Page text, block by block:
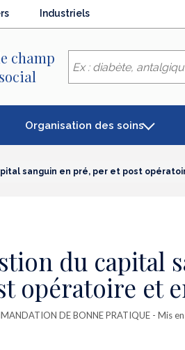
Industriels
champ
Organisation des soins
sanguin en pré, per et post
du capital
opératoire et
DE BONNE PRATIQUE - Mis